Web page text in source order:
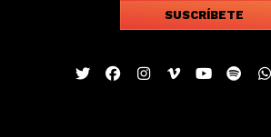
SUSCRÍBETE